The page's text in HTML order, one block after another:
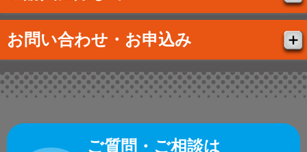
お問い合わせ・お申込み
ご質問・ご相談は